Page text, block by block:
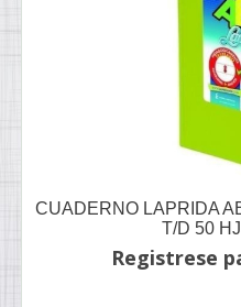
CUADERNO LAPRIDA
T/D 50
Registrese